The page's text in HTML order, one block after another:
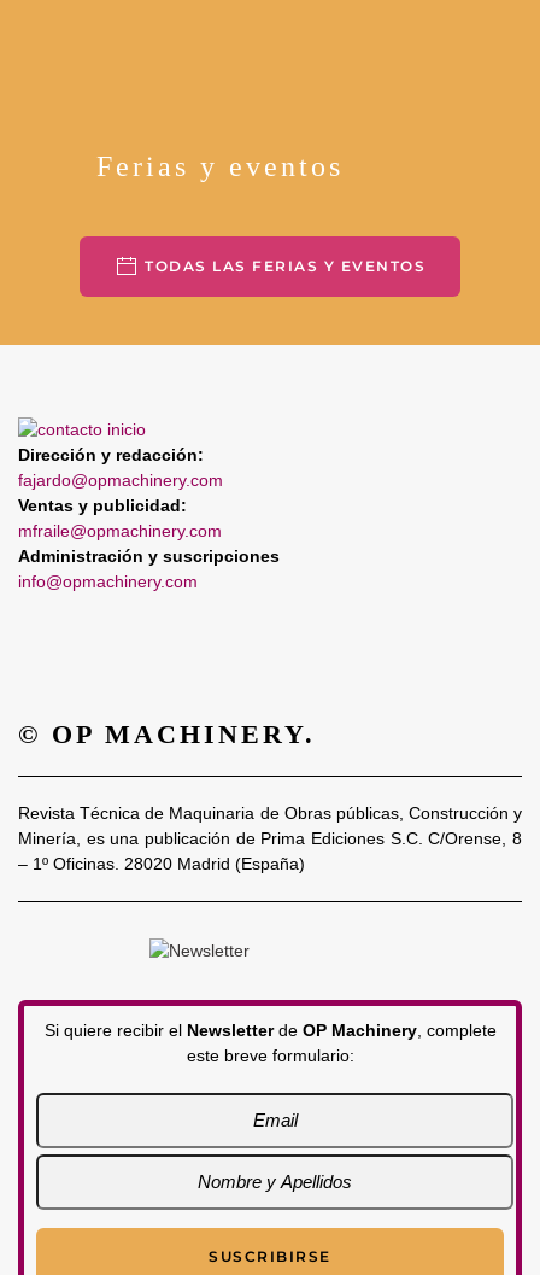
Ferias y eventos
TODAS LAS FERIAS Y EVENTOS
Dirección y redacción:
fajardo@opmachinery.com
Ventas y publicidad:
mfraile@opmachinery.com
Administración y suscripciones
info@opmachinery.com
© OP MACHINERY.
Revista Técnica de Maquinaria de Obras públicas, Construcción y
Minería, es una publicación de Prima Ediciones S.C. C/Orense, 8
– 1º Oficinas. 28020 Madrid (España)
Si quiere recibir el Newsletterde OP Machinery, complete
este breve formulario: